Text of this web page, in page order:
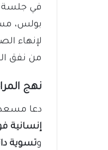
بولس،
لإنهاء
من نفق
نهج
دعا مسعد
إنسانية
وتسوية